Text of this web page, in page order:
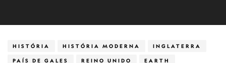
HISTÓRIA HISTÓRIA MODERNA INGLATERRA
PAÍS DE GALES REINO UNIDO EARTH